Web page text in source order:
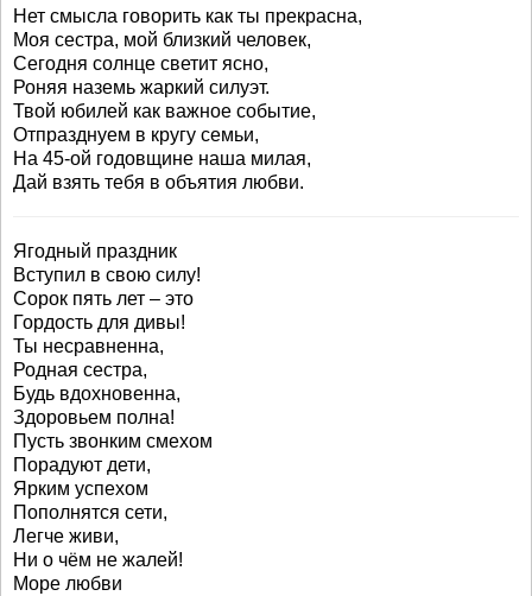
Нет смысла говорить как ты прекрасна,
Моя сестра, мой близкий человек,
Сегодня солнце светит ясно,
Роняя наземь жаркий силуэт.
Твой юбилей как важное событие,
Отпразднуем в кругу семьи,
На 45-ой годовщине наша милая,
Дай взять тебя в объятия любви.
Ягодный праздник
Вступил в свою силу!
Сорок пять лет – это
Гордость для дивы!
Ты несравненна,
Родная сестра,
Будь вдохновенна,
Здоровьем полна!
Пусть звонким смехом
Порадуют дети,
Ярким успехом
Пополнятся сети,
Легче живи,
Ни о чём не жалей!
Море любви